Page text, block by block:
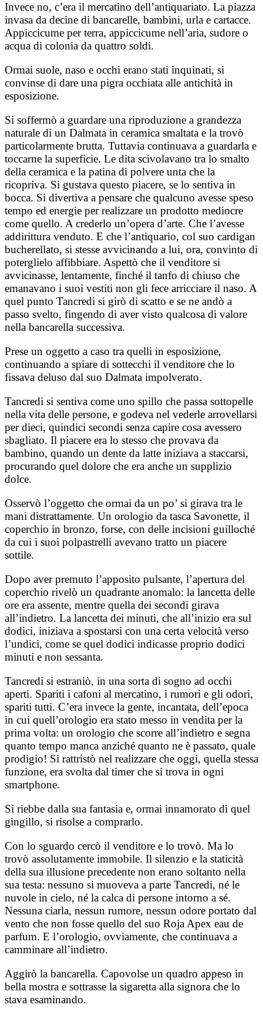
Invece no, c’era il mercatino dell’antiquariato. La piazza
invasa da decine di bancarelle, bambini, urla e cartacce.
Appiccicume per terra, appiccicume nell’aria, sudore o
acqua di colonia da quattro soldi.
Ormai suole, naso e occhi erano stati inquinati, si
convinse di dare una pigra occhiata alle antichità in
esposizione.
Si soffermò a guardare una riproduzione a grandezza
naturale di un Dalmata in ceramica smaltata e la trovò
particolarmente brutta. Tuttavia continuava a guardarla e
toccarne la superficie. Le dita scivolavano tra lo smalto
della ceramica e la patina di polvere unta che la
ricopriva. Si gustava questo piacere, se lo sentiva in
bocca. Si divertiva a pensare che qualcuno avesse speso
tempo ed energie per realizzare un prodotto mediocre
come quello. A crederlo un’opera d’arte. Che l’avesse
addirittura venduto. E che l’antiquario, col suo cardigan
bucherellato, si stesse avvicinando a lui, ora, convinto di
poterglielo affibbiare. Aspettò che il venditore si
avvicinasse, lentamente, finché il tanfo di chiuso che
emanavano i suoi vestiti non gli fece arricciare il naso. A
quel punto Tancredi si girò di scatto e se ne andò a
passo svelto, fingendo di aver visto qualcosa di valore
nella bancarella successiva.
Prese un oggetto a caso tra quelli in esposizione,
continuando a spiare di sottecchi il venditore che lo
fissava deluso dal suo Dalmata impolverato.
Tancredi si sentiva come uno spillo che passa sottopelle
nella vita delle persone, e godeva nel vederle arrovellarsi
per dieci, quindici secondi senza capire cosa avessero
sbagliato. Il piacere era lo stesso che provava da
bambino, quando un dente da latte iniziava a staccarsi,
procurando quel dolore che era anche un supplizio
dolce.
Osservò l’oggetto che ormai da un po’ si girava tra le
mani distrattamente. Un orologio da tasca Savonette, il
coperchio in bronzo, forse, con delle incisioni guilloché
da cui i suoi polpastrelli avevano tratto un piacere
sottile.
Dopo aver premuto l’apposito pulsante, l’apertura del
coperchio rivelò un quadrante anomalo: la lancetta delle
ore era assente, mentre quella dei secondi girava
all’indietro. La lancetta dei minuti, che all’inizio era sul
dodici, iniziava a spostarsi con una certa velocità verso
l’undici, come se quel dodici indicasse proprio dodici
minuti e non sessanta.
Tancredi si estraniò, in una sorta di sogno ad occhi
aperti. Spariti i cafoni al mercatino, i rumori e gli odori,
spariti tutti. C’era invece la gente, incantata, dell’epoca
in cui quell’orologio era stato messo in vendita per la
prima volta: un orologio che scorre all’indietro e segna
quanto tempo manca anziché quanto ne è passato, quale
prodigio! Si rattristò nel realizzare che oggi, quella stessa
funzione, era svolta dal timer che si trova in ogni
smartphone.
Si riebbe dalla sua fantasia e, ormai innamorato di quel
gingillo, si risolse a comprarlo.
Con lo sguardo cercò il venditore e lo trovò. Ma lo
trovò assolutamente immobile. Il silenzio e la staticità
della sua illusione precedente non erano soltanto nella
sua testa: nessuno si muoveva a parte Tancredi, né le
nuvole in cielo, né la calca di persone intorno a sé.
Nessuna ciarla, nessun rumore, nessun odore portato dal
vento che non fosse quello del suo Roja Apex eau de
parfum. E l’orologio, ovviamente, che continuava a
camminare all’indietro.
Aggirò la bancarella. Capovolse un quadro appeso in
bella mostra e sottrasse la sigaretta alla signora che lo
stava esaminando.